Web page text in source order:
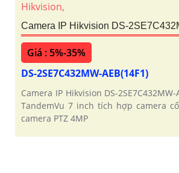
Camera IP Hikvision DS-
Giá : 5%-35%
DS-2SE7C432MW-AEB(14F1)
Camera IP Hikvision DS-
TandemVu 7 inch tích hợp camera
camera PTZ 4MP